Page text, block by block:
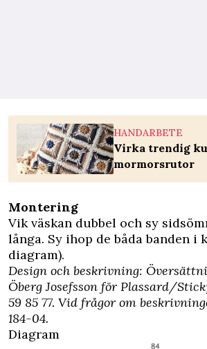
HANDARBETE
Virka trendig
mormorsrutor
Montering
Vik väskan dubbel och sy
långa. Sy ihop de båda banden i
diagram).
Design och beskrivning:
Öberg Josefsson för Plassard/
59 85 77. Vid frågor om
184-04.
Diagram